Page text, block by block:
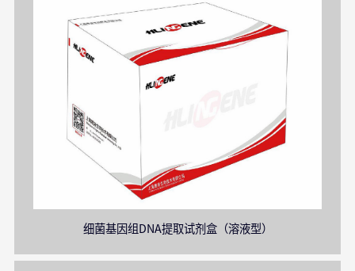
细菌基因组DNA提取试剂盒（溶液型）